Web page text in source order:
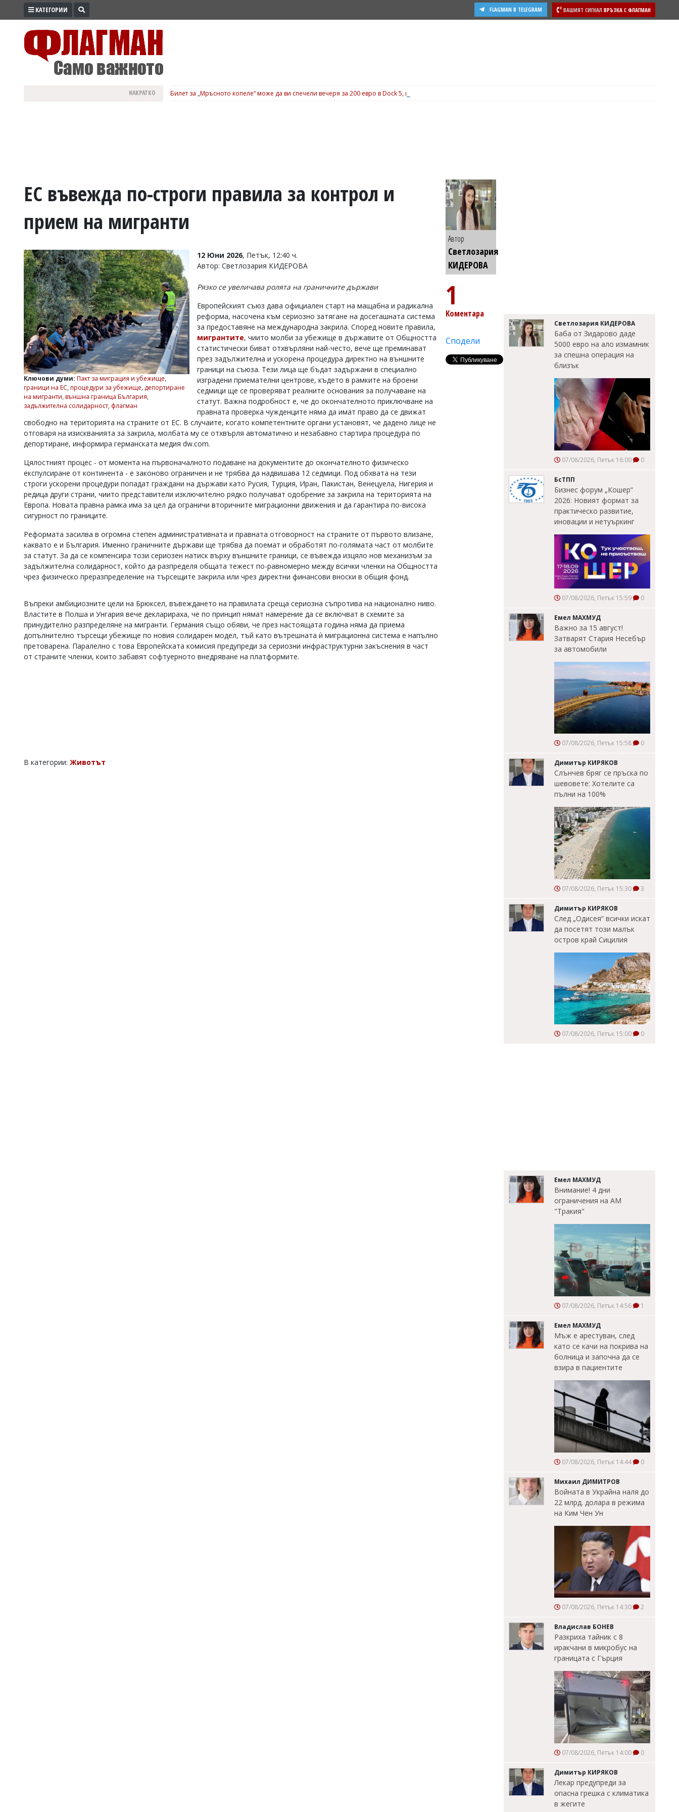
ПРОМО
ВОЙНАТА
УКРАЙНА
РАЗСЛЕДВАНЕ
БИЗНЕС
Управители:
Веселин
Василев,
v.vasilev@flagman.bg
Касабова,
k.kassabova@flagman.bg
Главен
редактор:
office@flagman.bg
Коментарите
статиите
въвеждат
читателите
редакцията
отговорност
откриете
коментар,
сигнализирайте
КАТЕГОРИИ ВАШИЯТ СИГНАЛ ВРЪЗКА С ФЛАГМАН
FLAGMAN В TELEGRAM
НАКРАТКО Билет за „Мръсното копеле“ може да ви спечели вечеря за 200 евро в Dock 5, вижте подробности
ЕС въвежда по-строги правила за контрол и
прием на мигранти
Ключови думи: Пакт за миграция и убежище,
граници на ЕС, процедури за убежище, депортиране
на мигранти, външна граница България,
задължителна солидарност, флагман
12 Юни 2026, Петък, 12:40 ч.
Автор: Светлозария КИДЕРОВА
Рязко се увеличава ролята на граничните държави
Европейският съюз дава официален старт на мащабна и радикална
реформа, насочена към сериозно затягане на досегашната система
за предоставяне на международна закрила. Според новите правила,
мигрантите, чиито молби за убежище в държавите от Общността
статистически биват отхвърляни най-често, вече ще преминават
през задължителна и ускорена процедура директно на външните
граници на съюза. Тези лица ще бъдат задържани в специално
изградени приемателни центрове, където в рамките на броени
седмици ще се проверяват реалните основания за получаване на
статут. Важна подробност е, че до окончателното приключване на
правната проверка чужденците няма да имат право да се движат
свободно на територията на страните от ЕС. В случаите, когато компетентните органи установят, че дадено лице не
отговаря на изискванията за закрила, молбата му се отхвърля автоматично и незабавно стартира процедура по
депортиране, информира германската медия dw.com.
Цялостният процес - от момента на първоначалното подаване на документите до окончателното физическо
експулсиране от континента - е законово ограничен и не трябва да надвишава 12 седмици. Под обхвата на тези
строги ускорени процедури попадат граждани на държави като Русия, Турция, Иран, Пакистан, Венецуела, Нигерия и
редица други страни, чиито представители изключително рядко получават одобрение за закрила на територията на
Европа. Новата правна рамка има за цел да ограничи вторичните миграционни движения и да гарантира по-висока
сигурност по границите.
Реформата засилва в огромна степен административната и правната отговорност на страните от първото влизане,
каквато е и България. Именно граничните държави ще трябва да поемат и обработят по-голямата част от молбите
за статут. За да се компенсира този сериозен натиск върху външните граници, се въвежда изцяло нов механизъм за
задължителна солидарност, който да разпределя общата тежест по-равномерно между всички членки на Общността
чрез физическо преразпределение на търсещите закрила или чрез директни финансови вноски в общия фонд.
Въпреки амбициозните цели на Брюксел, въвеждането на правилата среща сериозна съпротива на национално ниво.
Властите в Полша и Унгария вече декларираха, че по принцип нямат намерение да се включват в схемите за
принудително разпределяне на мигранти. Германия също обяви, че през настоящата година няма да приема
допълнително търсещи убежище по новия солидарен модел, тъй като вътрешната ѝ миграционна система е напълно
претоварена. Паралелно с това Европейската комисия предупреди за сериозни инфраструктурни закъснения в част
от страните членки, които забавят софтуерното внедряване на платформите.
В категории: Животът
Автор
Светлозария
КИДЕРОВА
1
Коментара
Сподели
Светлозария КИДЕРОВА
Баба от Зидарово даде
5000 евро на ало измамник
за спешна операция на
близък
07/08/2026, Петък 16:00 0
БсТПП
Бизнес форум „Кошер“
2026: Новият формат за
практическо развитие,
иновации и нетуъркинг
07/08/2026, Петък 15:59 0
Емел МАХМУД
Важно за 15 август!
Затварят Стария Несебър
за автомобили
07/08/2026, Петък 15:58 0
Димитър КИРЯКОВ
Слънчев бряг се пръска по
шевовете: Хотелите са
пълни на 100%
07/08/2026, Петък 15:30 3
Димитър КИРЯКОВ
След „Одисея“ всички искат
да посетят този малък
остров край Сицилия
07/08/2026, Петък 15:00 0
Емел МАХМУД
Внимание! 4 дни
ограничения на АМ
"Тракия"
07/08/2026, Петък 14:56 1
Емел МАХМУД
Мъж е арестуван, след
като се качи на покрива на
болница и започна да се
взира в пациентите
07/08/2026, Петък 14:44 0
Михаил ДИМИТРОВ
Войната в Украйна наля до
22 млрд. долара в режима
на Ким Чен Ун
07/08/2026, Петък 14:30 2
Владислав БОНЕВ
Разкриха тайник с 8
иракчани в микробус на
границата с Гърция
07/08/2026, Петък 14:00 0
Димитър КИРЯКОВ
Лекар предупреди за
опасна грешка с климатика
в жегите